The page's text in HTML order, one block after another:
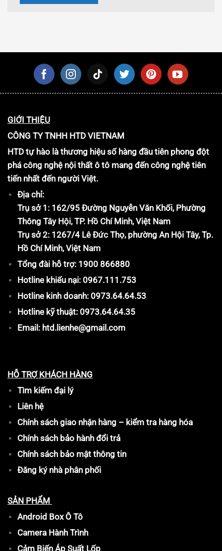
GIỚI THIỆU
CÔNG TY TNHH HTD VIETNAM
HTD tự hào là thương hiệu số hàng đầu tiên phong đột
phá công nghệ nội thất ô tô mang đến công nghệ tiên
tiến nhất đến người Việt.
Địa chỉ:
Trụ sở 1: 162/95 Đường Nguyễn Văn Khối, Phường
Thông Tây Hội, TP. Hồ Chí Minh, Việt Nam
Trụ sở 2: 1267/4 Lê Đức Thọ, phường An Hội Tây, Tp.
Hồ Chí Minh, Việt Nam
Tổng đài hỗ trợ: 1900 866880
Hotline khiếu nại: 0967.111.753
Hotline kinh doanh: 0973.64.64.53
Hotline kỹ thuật: 0973.64.64.35
Email: htd.lienhe@gmail.com
HỖ TRỢ KHÁCH HÀNG
Tìm kiếm đại lý
Liên hệ
Chính sách giao nhận hàng – kiểm tra hàng hóa
Chính sách bảo hành đổi trả
Chính sách bảo mật thông tin
Đăng ký nhà phân phối
SẢN PHẨM
Android Box Ô Tô
Camera Hành Trình
Cảm Biến Áp Suất Lốp